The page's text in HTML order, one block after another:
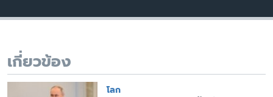
เกี่ยวข้อง
โลก